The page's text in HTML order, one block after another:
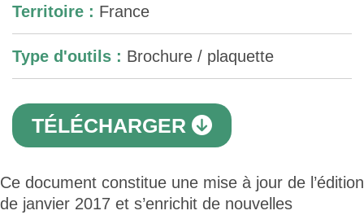
Territoire : France
Type d'outils : Brochure / plaquette
TÉLÉCHARGER
Ce document constitue une mise à jour de l’édition
de janvier 2017 et s’enrichit de nouvelles